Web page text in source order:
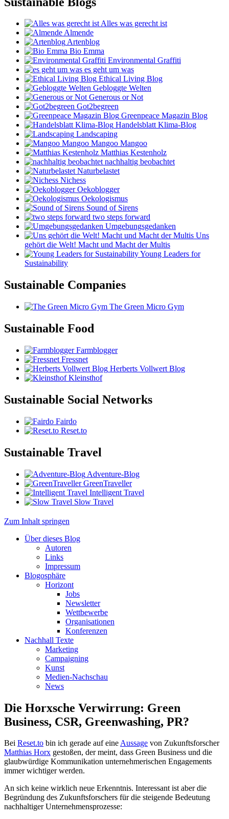
Alles was gerecht ist
Almende
Artenblog
Bio Emma
Environmental Graffiti
es geht um was
Ethical Living Blog
Gebloggte Welten
Generous or Not
Got2begreen
Greenpeace Magazin Blog
Handelsblatt Klima-Blog
Landscaping
Mangoo Mangoo
Matthias Kestenholz
nachhaltig beobachtet
Naturbelastet
Nichess
Oekoblogger
Oekologismus
Sound of Sirens
two steps forward
Umgebungsgedanken
Uns
gehört die Welt! Macht und Macht der Multis
Young Leaders for
Sustainability
Sustainable Companies
The Green Micro Gym
Sustainable Food
Farmblogger
Fressnet
Herberts Vollwert Blog
Kleinsthof
Sustainable Social Networks
Fairdo
Reset.to
Sustainable Travel
Adventure-Blog
GreenTraveller
Intelligent Travel
Slow Travel
Zum Inhalt springen
Über dieses Blog
Autoren
Links
Impressum
Blogosphäre
Horizont
Jobs
Newsletter
Wettbewerbe
Organisationen
Konferenzen
Nachhall Texte
Marketing
Campaigning
Kunst
Medien-Nachschau
News
Die Horxsche Verwirrung: Green
Business, CSR, Greenwashing, PR?
Bei Reset.to bin ich gerade auf eineAussage von Zukunftsforscher
Matthias Horx gestoßen, der meint, dass Green Business und die
glaubwürdige Kommunikation unternehmerischen Engagements
immer wichtiger werden.
An sich keine wirklich neue Erkenntnis. Interessant ist aber die
Begründung des Zukunftsforschers für die steigende Bedeutung
nachhaltiger Unternehmensprozesse: